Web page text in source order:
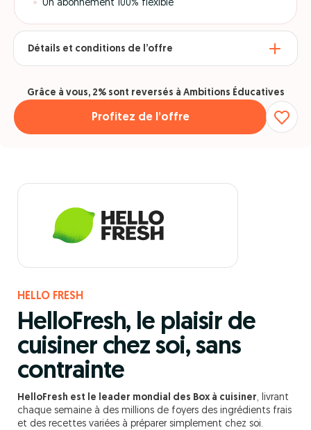
Un abonnement 100% flexible
Détails et conditions de l’offre
Profitez de l’offre
Grâce à vous, 2% sont reversés à Ambitions Éducatives
HELLO FRESH
HelloFresh, le plaisir de
cuisiner chez soi, sans
contrainte
HelloFresh est le leader mondial des Box à cuisiner, livrant
chaque semaine à des millions de foyers des ingrédients frais
et des recettes variées à préparer simplement chez soi.